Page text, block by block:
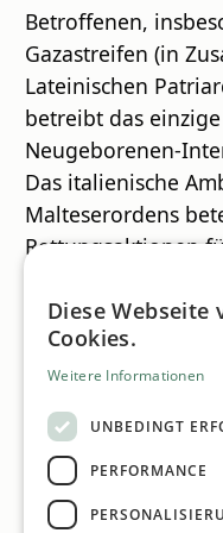
Betroffenen,
Gazastreifen (in
Lateinischen
betreibt das
Neugeborenen-
Das italienische
Malteserordens
Rettungsaktionen
Der
unpolitisch. Er
Beziehungen zu
Beziehungen zu
Union. Er hat
den Vereinten
wichtigsten
Diese Webseite
Cookies.
Weitere Informationen
UNBEDINGT
PERFORMANCE